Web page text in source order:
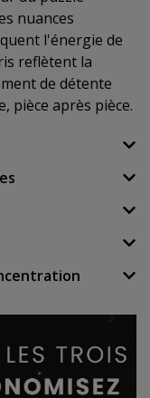
nuances
l'énergie de
reflètent la
de détente
pièce après pièce.